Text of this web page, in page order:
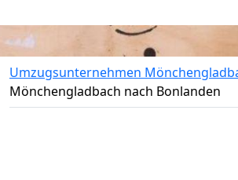
Umzugsunternehmen
Mönchengladbach nach Bonlanden